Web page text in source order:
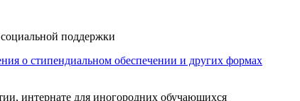
поддержки
о стипендиальном обеспечении и других формах
интернате для иногородних обучающихся